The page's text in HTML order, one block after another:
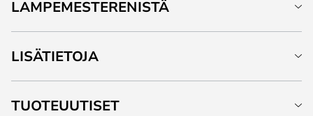
LAMPEMESTERENISTÄ
LISÄTIETOJA
TUOTEUUTISET